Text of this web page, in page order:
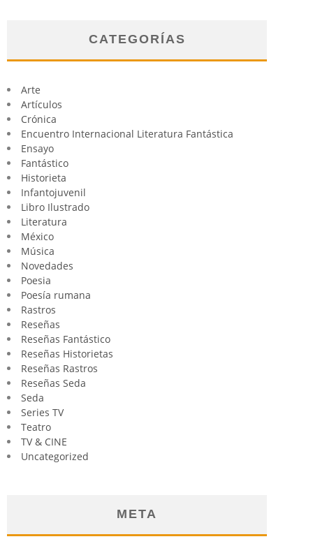
CATEGORÍAS
Arte
Artículos
Crónica
Encuentro Internacional Literatura Fantástica
Ensayo
Fantástico
Historieta
Infantojuvenil
Libro Ilustrado
Literatura
México
Música
Novedades
Poesia
Poesía rumana
Rastros
Reseñas
Reseñas Fantástico
Reseñas Historietas
Reseñas Rastros
Reseñas Seda
Seda
Series TV
Teatro
TV & CINE
Uncategorized
META